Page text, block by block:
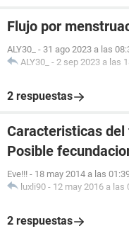
Flujo por
ALY30_ - 31 ago 2023 a las
ALY30_ - 2 sep 2023 a las
2 respuestas
Caracteristicas del
Posible
Eve!!! - 18 may 2014 a las
luxli90 - 12 may 2016 a las
2 respuestas